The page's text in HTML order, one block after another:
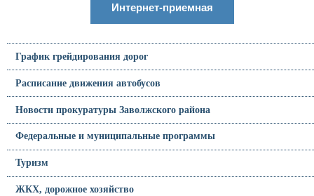
Интернет-приемная
График грейдирования дорог
Расписание движения автобусов
Новости прокуратуры Заволжского района
Федеральные и муниципальные программы
Туризм
ЖКХ, дорожное хозяйство